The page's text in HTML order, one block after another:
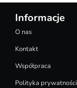
Informacje
O nas
Kontakt
Współpraca
Polityka prywatności